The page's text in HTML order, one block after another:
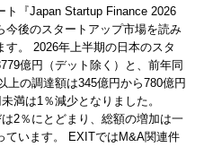
ト『Japan Startup Finance 2026
今後のスタートアップ市場を読み
。 2026年上半期の日本のスタ
億円（デット除く）と、前年同
上の調達額は345億円から780億円
満は1％減少となりました。
2％にとどまり、総額の増加は一
ています。 EXITではM&A関連件